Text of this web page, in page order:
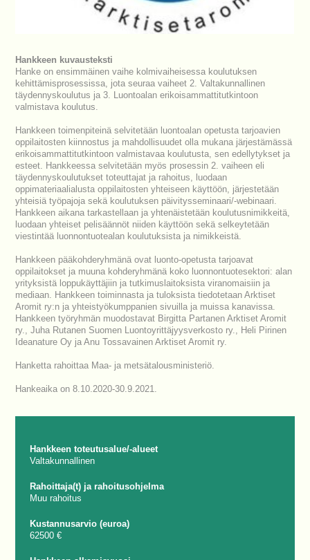
Hankkeen kuvausteksti
Hanke on ensimmäinen vaihe kolmivaiheisessa koulutuksen
kehittämisprosessissa, jota seuraa vaiheet 2. Valtakunnallinen
täydennyskoulutus ja 3. Luontoalan erikoisammattitutkintoon
valmistava koulutus.
Hankkeen toimenpiteinä selvitetään luontoalan opetusta tarjoavien
oppilaitosten kiinnostus ja mahdollisuudet olla mukana järjestämässä
erikoisammattitutkintoon valmistavaa koulutusta, sen edellytykset ja
esteet. Hankkeessa selvitetään myös prosessin 2. vaiheen eli
täydennyskoulutukset toteuttajat ja rahoitus, luodaan
oppimateriaalialusta oppilaitosten yhteiseen käyttöön, järjestetään
yhteisiä työpajoja sekä koulutuksen päivitysseminaari/-webinaari.
Hankkeen aikana tarkastellaan ja yhtenäistetään koulutusnimikkeitä,
luodaan yhteiset pelisäännöt niiden käyttöön sekä selkeytetään
viestintää luonnontuotealan koulutuksista ja nimikkeistä.
Hankkeen pääkohderyhmänä ovat luonto-opetusta tarjoavat
oppilaitokset ja muuna kohderyhmänä koko luonnontuotesektori: alan
yrityksistä loppukäyttäjiin ja tutkimuslaitoksista viranomaisiin ja
mediaan. Hankkeen toiminnasta ja tuloksista tiedotetaan Arktiset
Aromit ry:n ja yhteistyökumppanien sivuilla ja muissa kanavissa.
Hankkeen työryhmän muodostavat Birgitta Partanen Arktiset Aromit
ry., Juha Rutanen Suomen Luontoyrittäjyysverkosto ry., Heli Pirinen
Ideanature Oy ja Anu Tossavainen Arktiset Aromit ry.
Hanketta rahoittaa Maa- ja metsätalousministeriö.
Hankeaika on 8.10.2020-30.9.2021.
Hankkeen toteutusalue/-alueet
Valtakunnallinen
Rahoittaja(t) ja rahoitusohjelma
Muu rahoitus
Kustannusarvio (euroa)
62500 €